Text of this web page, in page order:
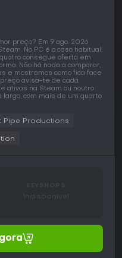
preço? Em 9 ago. 2026
No PC é o caso habitual,
consegue oferta em
Não há nada a comparar,
e mostramos como fica face
avisa-te de cada
ativas na Steam ou noutro
com mais de um quarto
Pipe Productions
Indisponível